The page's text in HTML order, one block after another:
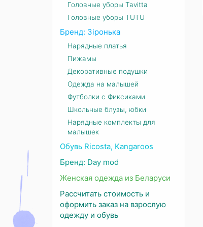
Головные уборы Tavitta
Головные уборы TUTU
Бренд: Зіронька
Нарядные платья
Пижамы
Декоративные подушки
Одежда на малышей
Футболки с Фиксиками
Школьные блузы, юбки
Нарядные комплекты для
малышек
Обувь Ricosta, Kangaroos
Бренд: Day mod
Женская одежда из Беларуси
Рассчитать стоимость и
оформить заказ на взрослую
одежду и обувь